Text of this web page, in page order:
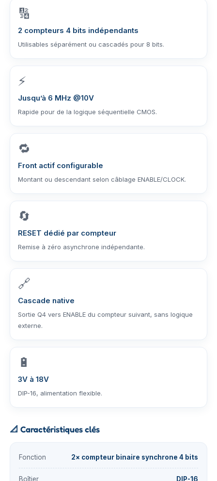
🔢
2 compteurs 4 bits indépendants
Utilisables séparément ou cascadés pour 8 bits.
⚡
Jusqu’à 6 MHz @10V
Rapide pour de la logique séquentielle CMOS.
🔁
Front actif configurable
Montant ou descendant selon câblage ENABLE/CLOCK.
🔄
RESET dédié par compteur
Remise à zéro asynchrone indépendante.
🔗
Cascade native
Sortie Q4 vers ENABLE du compteur suivant, sans logique
externe.
🔋
3V à 18V
DIP-16, alimentation flexible.
📐 Caractéristiques clés
Fonction 2× compteur binaire synchrone 4 bits
Boîtier DIP-16